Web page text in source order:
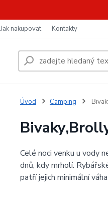
Jak nakupovat Kontakty
Úvod Camping
Celé noci venku u vody
dnů, kdy mrholí.
patří jejich minimální